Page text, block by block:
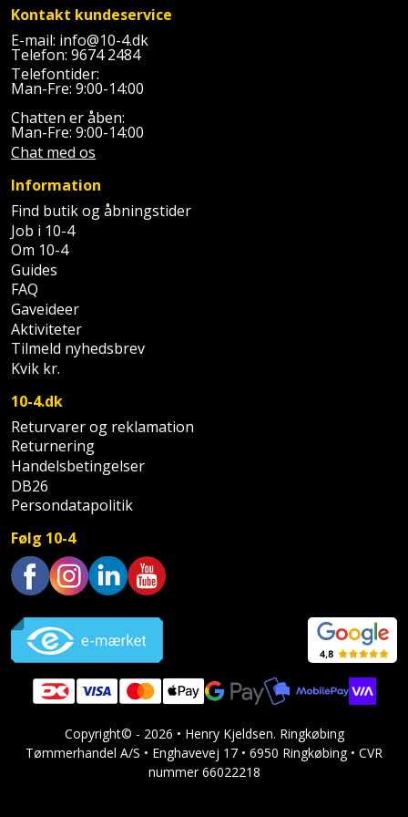
støtte
og
Stålbørste
Stemmejern
Stige
Stillads
Tænger
Tagpapbrænder
Tapetværktøj
Tommestok
Tømrervinkel
Tragt
Ud-
og
aftrækker
Værktøjskasse
Værktøjssæt
Mejselhammer
Multicutter
Multisliber
Nedbrydningshammer
Overfræser
Overfræsertilbehør
Polermaskine
Rillefræser
Røreværk
Rotationslaser
Rundsav
Rundsavsklinge
Rystepudser
Rystepudsertilbehør
Slagboremaskine
Slagnøgle
Slagnøgletilbehør
Presenning
Redskabsskur
Rengøring
Sikkerhed
i
hjemmet
Skadedyrsbekæmpelse
Skraldespandsskjuler
Skydelåge
Støttemur
Støvsuger
Terrassevarmer
Tørrestativ
Trappevanger
Udebruser
afskærmning
Kontakt kundeservice
E-mail: info@10-4.dk
Telefon: 9674 2484
Telefontider:
Man-Fre: 9:00-14:00
Chatten er åben:
Man-Fre: 9:00-14:00
Chat med os
Information
Find butik og åbningstider
Job i 10-4
Om 10-4
Guides
FAQ
Gaveideer
Aktiviteter
Tilmeld nyhedsbrev
Kvik kr.
10-4.dk
Returvarer og reklamation
Returnering
Handelsbetingelser
DB26
Persondatapolitik
Følg 10-4
Copyright© - 2026 • Henry Kjeldsen. Ringkøbing
Tømmerhandel A/S • Enghavevej 17 • 6950 Ringkøbing • CVR
nummer 66022218